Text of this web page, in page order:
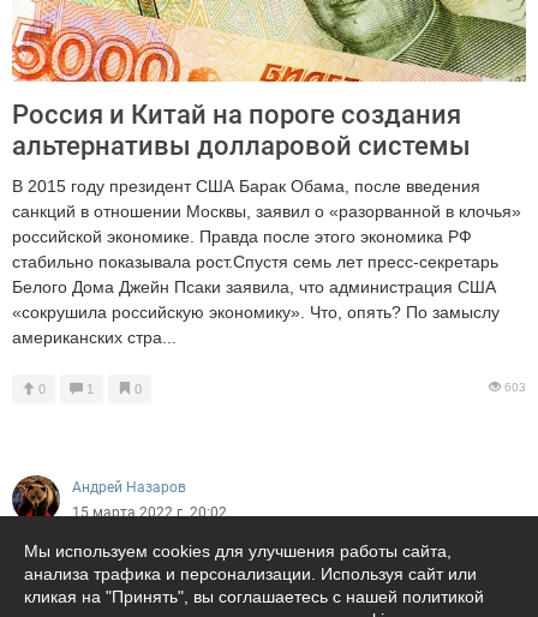
Россия и Китай на пороге создания
альтернативы долларовой системы
В 2015 году президент США Барак Обама, после введения
санкций в отношении Москвы, заявил о «разорванной в клочья»
российской экономике. Правда после этого экономика РФ
стабильно показывала рост.Спустя семь лет пресс-секретарь
Белого Дома Джейн Псаки заявила, что администрация США
«сокрушила российскую экономику». Что, опять? По замыслу
американских стра...
0 1 0 603
Андрей Назаров
15 марта 2022 г. 20:02
Мы используем cookies для улучшения работы сайта,
анализа трафика и персонализации. Используя сайт или
кликая на "Принять", вы соглашаетесь с нашей политикой